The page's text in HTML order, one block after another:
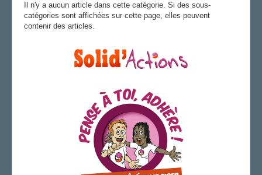
CAP/Recours
FS SSCT
Site internet
Il n'y a aucun article dans cette catégorie. Si des sous-
catégories sont affichées sur cette page, elles peuvent
contenir des articles.